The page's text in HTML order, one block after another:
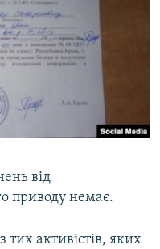
від
приводу немає.
активістів, яких